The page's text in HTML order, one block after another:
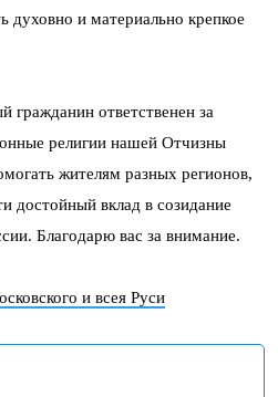
духовно и материально крепкое
ответственен за
религии нашей Отчизны
жителям разных регионов,
достойный вклад в созидание
Благодарю вас за внимание.
и всея Руси